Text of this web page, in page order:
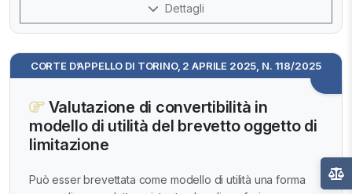
Dettagli
CORTE D’APPELLO DI TORINO, 2 APRILE 2025, N. 118/2025
Valutazione di convertibilità in
modello di utilità del brevetto oggetto di
limitazione
Può esser brevettata come modello di utilità una forma